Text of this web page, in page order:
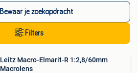
Bewaar je zoekopdracht
Filters
Leitz Macro-Elmarit-R 1:2,8/60mm
Macrolens